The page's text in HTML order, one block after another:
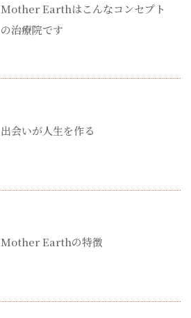
Mother Earthはこんなコンセプト
の治療院です
出会いが人生を作る
Mother Earthの特徴